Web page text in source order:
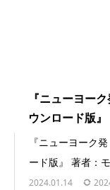
『ニューヨー
ウンロード版』
『ニューヨーク
ード版』 著者：
2024.01.14